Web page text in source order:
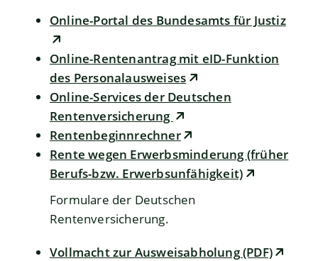
Online-Portal des Bundesamts für Justiz
Online-Rentenantrag mit eID-Funktion
des Personalausweises
Online-Services der Deutschen
Rentenversicherung
Rentenbeginnrechner
Rente wegen Erwerbsminderung (früher
Berufs-bzw. Erwerbsunfähigkeit)
Formulare der Deutschen
Rentenversicherung.
Vollmacht zur Ausweisabholung (PDF)